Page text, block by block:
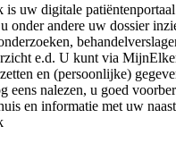
uw digitale
onder andere uw dossier
e.d. U kunt via
en (persoonlijke)
eens nalezen, u goed
en informatie met uw